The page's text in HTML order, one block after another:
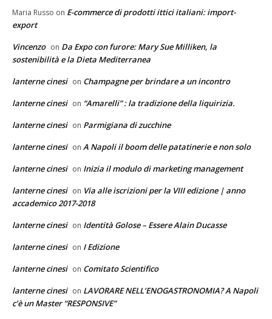
Maria Russo on E-commerce di prodotti ittici italiani: import-
export
Vincenzo on Da Expo con furore: Mary Sue Milliken, la
sostenibilità e la Dieta Mediterranea
lanterne cinesi on Champagne per brindare a un incontro
lanterne cinesi on “Amarelli” : la tradizione della liquirizia.
lanterne cinesi on Parmigiana di zucchine
lanterne cinesi on A Napoli il boom delle patatinerie e non solo
lanterne cinesi on Inizia il modulo di marketing management
lanterne cinesi on Via alle iscrizioni per la VIII edizione | anno
accademico 2017-2018
lanterne cinesi on Identità Golose – Essere Alain Ducasse
lanterne cinesi on I Edizione
lanterne cinesi on Comitato Scientifico
lanterne cinesi on LAVORARE NELL’ENOGASTRONOMIA? A Napoli
c’è un Master “RESPONSIVE”